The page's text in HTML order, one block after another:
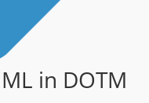
in DOTM